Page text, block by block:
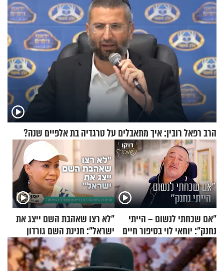
הרב רפאל רובין: איך מתאבלים על טרגדיה בת אלפיים שנה?
"אם שכחתי לנשום – הייתי
נחנק": יוחאי לוי בסיפור חיים
מעורר השראה
"לא רצו שאהבת השם ייצג את
ישראל": חנינת השם גורדון
בריאיון מעורר השראה